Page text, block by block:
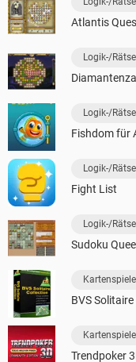
Atlantis
Logik-/
Logik-/
Fishdom für
Logik-/
Fight List
Logik-/
Sudoku
Kartenspiele
BVS
Kartenspiele
Trendpoker